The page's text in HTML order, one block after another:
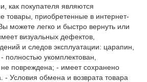
как покупателя являются
товары, приобретенные в интернет-
можете легко и быстро вернуть или
визуальных дефектов,
и следов эксплуатации: царапин,
полностью укомплектован,
не повреждена; - имеет сохранено
- Условия обмена и возврата товара